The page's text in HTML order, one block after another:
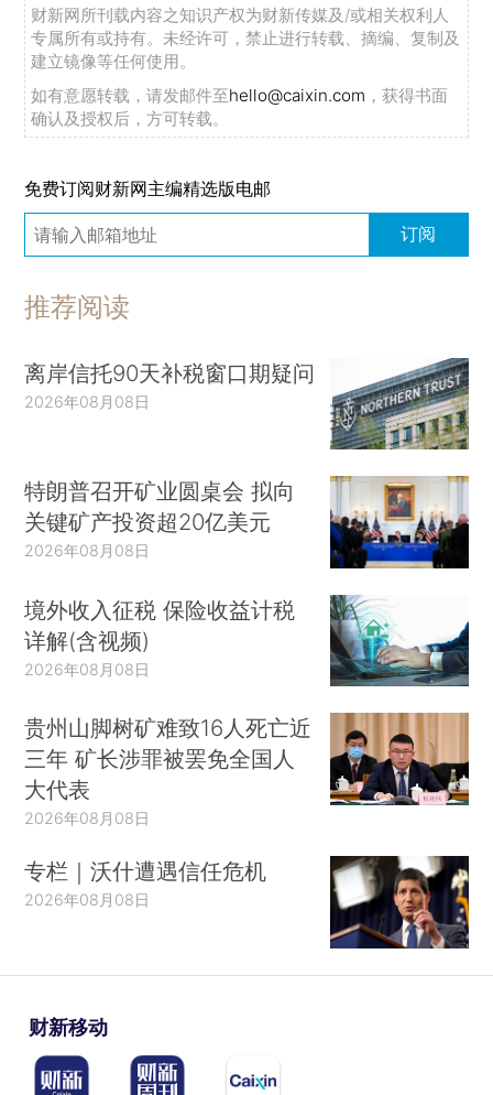
财新网所刊载内容之知识产权为财新传媒及/或相关权利人
专属所有或持有。未经许可，禁止进行转载、摘编、复制及
建立镜像等任何使用。
如有意愿转载，请发邮件至hello@caixin.com ，获得书面
确认及授权后，方可转载。
免费订阅财新网主编精选版电邮
订阅
推荐阅读
离岸信托90天补税窗口期疑问
2026年08月08日
特朗普召开矿业圆桌会 拟向
关键矿产投资超20亿美元
2026年08月08日
境外收入征税 保险收益计税
详解(含视频)
2026年08月08日
贵州山脚树矿难致16人死亡近
三年 矿长涉罪被罢免全国人
大代表
2026年08月08日
专栏｜沃什遭遇信任危机
2026年08月08日
财新移动